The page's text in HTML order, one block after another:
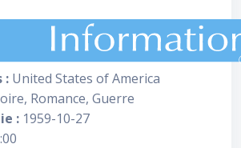
: United States of America
Romance, Guerre
: 1959-10-27